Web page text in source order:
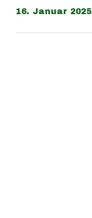
16. Januar 2025